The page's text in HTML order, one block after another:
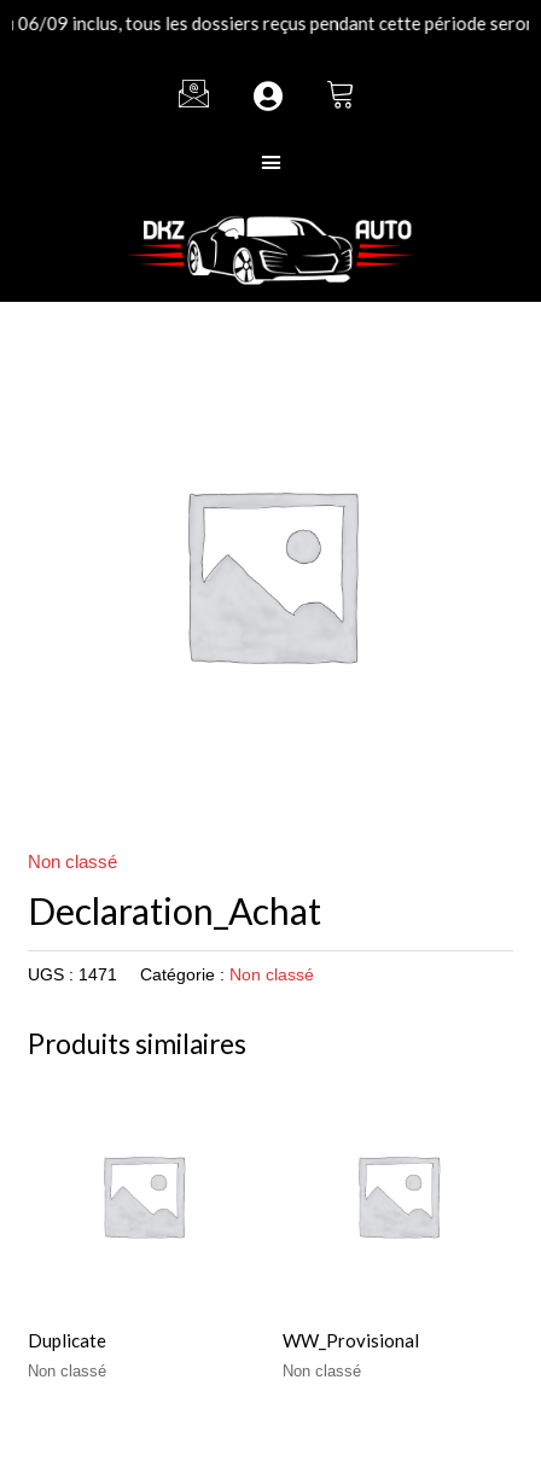
Aller09 inclus, tous les dossiers reçus pendant cette période
Non classé
Declaration_Achat
UGS : 1471 Catégorie : Non classé
Produits similaires
Duplicate
Non classé
WW_Provisional
Non classé